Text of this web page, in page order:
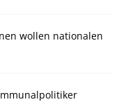
wollen nationalen